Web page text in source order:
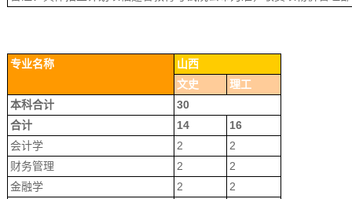
专业名称
山西
文史
理工
本科合计
30
合计
14
16
会计学
2
2
财务管理
2
2
金融学
2
2